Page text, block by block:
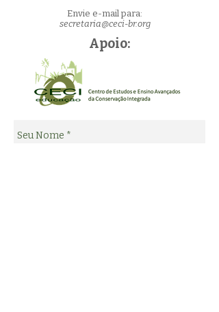
Envie e-mail para:
secretaria@ceci-br.org
Apoio: